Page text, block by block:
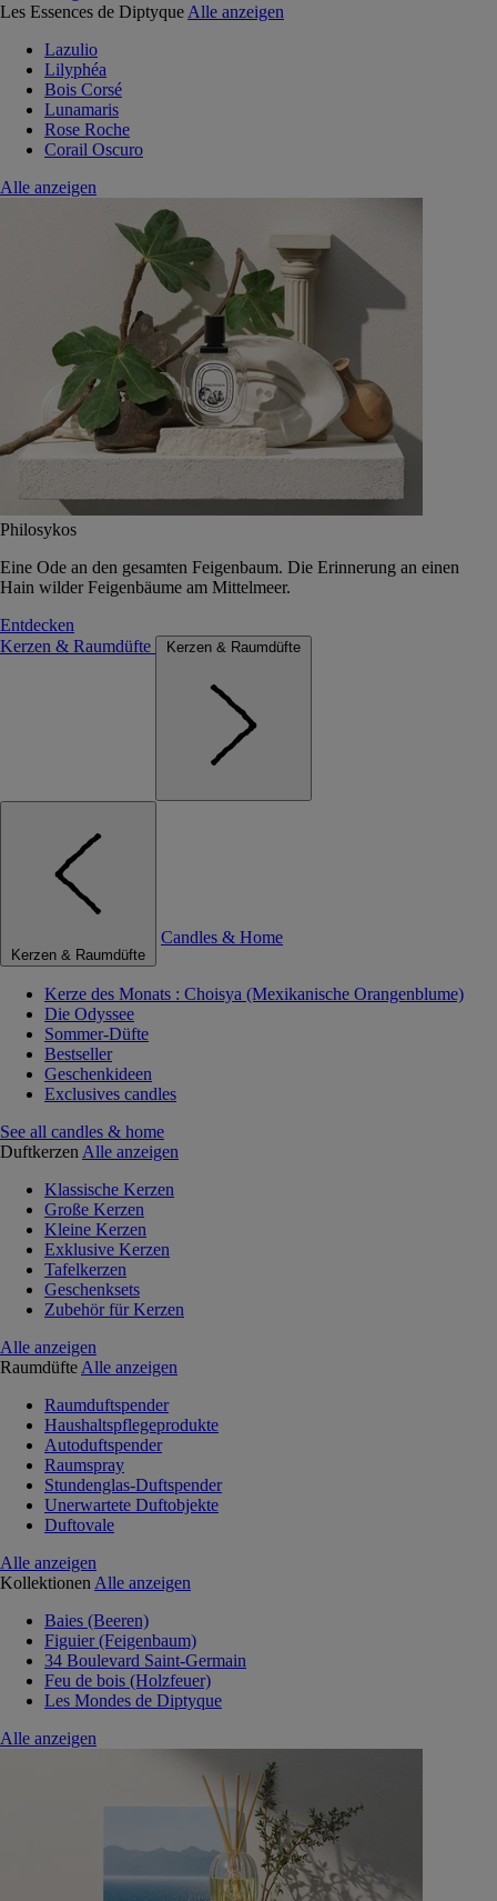
Les Essences de Diptyque Alle anzeigen
Lazulio
Lilyphéa
Bois Corsé
Lunamaris
Rose Roche
Corail Oscuro
Alle anzeigen
Philosykos
Eine Ode an den gesamten Feigenbaum. Die Erinnerung an einen
Hain wilder Feigenbäume am Mittelmeer.
Entdecken
Kerzen & Raumdüfte
Kerzen & Raumdüfte
Kerzen & Raumdüfte
Candles & Home
Kerze des Monats : Choisya (Mexikanische Orangenblume)
Die Odyssee
Sommer-Düfte
Bestseller
Geschenkideen
Exclusives candles
See all candles & home
Duftkerzen Alle anzeigen
Klassische Kerzen
Große Kerzen
Kleine Kerzen
Exklusive Kerzen
Tafelkerzen
Geschenksets
Zubehör für Kerzen
Alle anzeigen
Raumdüfte Alle anzeigen
Raumduftspender
Haushaltspflegeprodukte
Autoduftspender
Raumspray
Stundenglas-Duftspender
Unerwartete Duftobjekte
Duftovale
Alle anzeigen
Kollektionen Alle anzeigen
Baies (Beeren)
Figuier (Feigenbaum)
34 Boulevard Saint-Germain
Feu de bois (Holzfeuer)
Les Mondes de Diptyque
Alle anzeigen